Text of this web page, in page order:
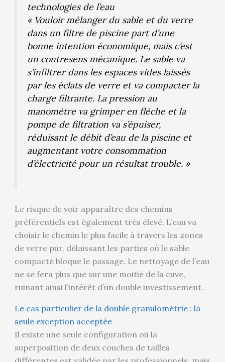
technologies de l’eau
« Vouloir mélanger du sable et du verre
dans un filtre de piscine part d’une
bonne intention économique, mais c’est
un contresens mécanique. Le sable va
s’infiltrer dans les espaces vides laissés
par les éclats de verre et va compacter la
charge filtrante. La pression au
manomètre va grimper en flèche et la
pompe de filtration va s’épuiser,
réduisant le débit d’eau de la piscine et
augmentant votre consommation
d’électricité pour un résultat trouble. »
Le risque de voir apparaître des chemins
préférentiels est également très élevé. L’eau va
choisir le chemin le plus facile à travers les zones
de verre pur, délaissant les parties où le sable
compacté bloque le passage. Le nettoyage de l’eau
ne se fera plus que sur une moitié de la cuve,
ruinant ainsi l’intérêt d’un double investissement.
Le cas particulier de la double granulométrie : la
seule exception acceptée
Il existe une seule configuration où la
superposition de deux couches de tailles